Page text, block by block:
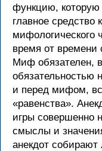
функцию,
главное средство
мифологического
время от
Миф обязателен, в
обязательностью
и перед мифом,
«равенства».
игры совершенно
смыслы и
анекдот